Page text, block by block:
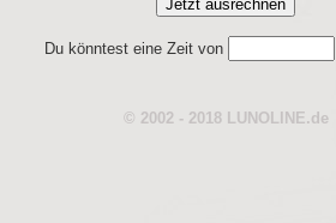
Du könntest eine Zeit von
© 2002 - 2018 LUNOLINE.de